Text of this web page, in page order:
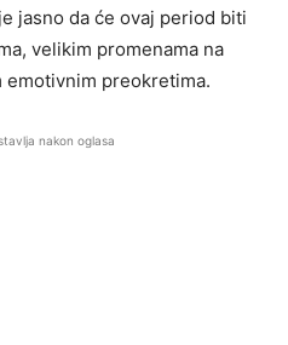
jasno da će ovaj period biti
velikim promenama na
emotivnim preokretima.
nakon oglasa